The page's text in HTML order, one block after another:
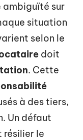
ambiguïté sur
situation
selon le
doit
. Cette
à des tiers,
Un défaut
résilier le